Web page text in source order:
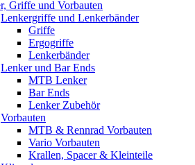
Griffe und Vorbauten
Lenkergriffe und Lenkerbänder
Griffe
Ergogriffe
Lenkerbänder
Lenker und Bar Ends
MTB Lenker
Bar Ends
Lenker Zubehör
Vorbauten
MTB & Rennrad Vorbauten
Vario Vorbauten
Krallen, Spacer & Kleinteile